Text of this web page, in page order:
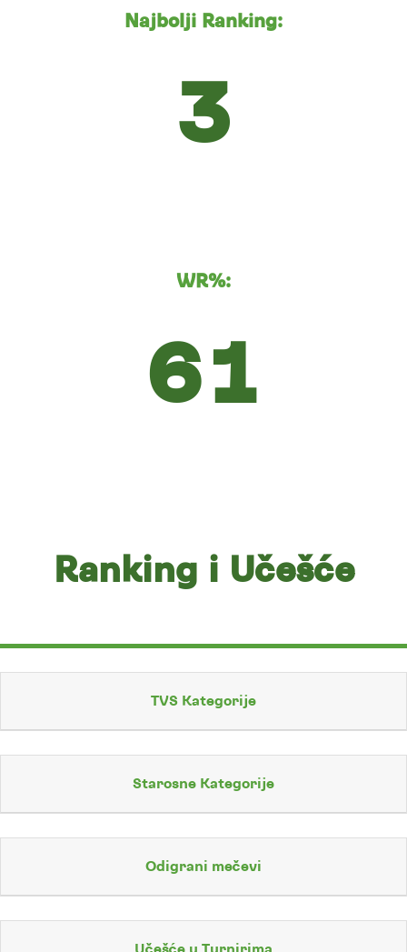
Najbolji Ranking:
3
WR%:
61
Ranking i Učešće
TVS Kategorije
Starosne Kategorije
Odigrani mečevi